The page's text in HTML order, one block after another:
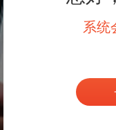
系统